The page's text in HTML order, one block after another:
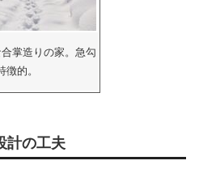
掌造りの家。急勾
的。
計の工夫